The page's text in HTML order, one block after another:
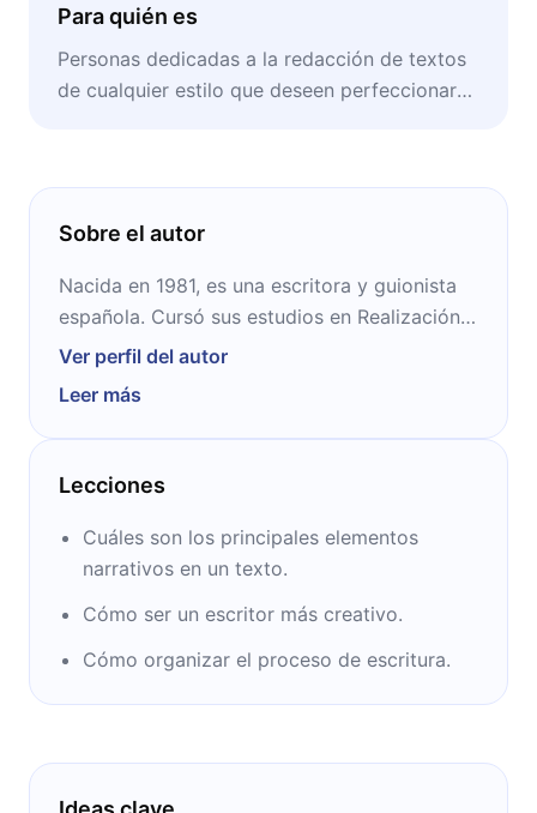
Para quién es
Personas dedicadas a la redacción de textos
de cualquier estilo que deseen perfeccionar
Sobre el autor
Nacida en 1981, es una escritora y guionista
española. Cursó sus estudios en Realización
de Audiovisuales en la Escuela de Imagen y
años al diseño y a la postproducción de
video. Es autora de las novelas “Niña de
Cristal” y “Santa Matriusca”, además de varios
escritores para mejorar sus textos.
Ver perfil del autor
Leer más
Lecciones
Cuáles son los principales elementos
narrativos en un texto.
Cómo ser un escritor más creativo.
Cómo organizar el proceso de escritura.